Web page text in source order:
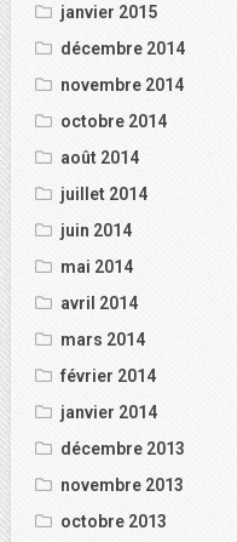
janvier 2015
décembre 2014
novembre 2014
octobre 2014
août 2014
juillet 2014
juin 2014
mai 2014
avril 2014
mars 2014
février 2014
janvier 2014
décembre 2013
novembre 2013
octobre 2013